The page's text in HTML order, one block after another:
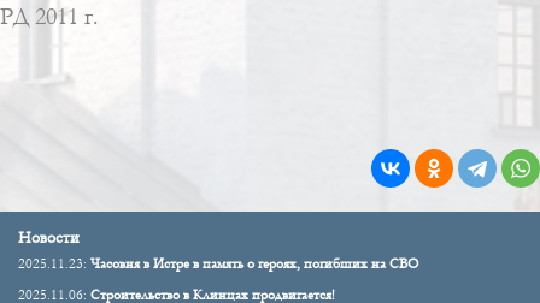
РД 2011 г.
Новости
2025.11.23: Часовня в Истре в память о героях, погибших на СВО
2025.11.06: Строительство в Клинцах продвигается!